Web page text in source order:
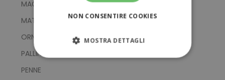
MAGNETI PER FRIGORIFERO
MATITE DI LEGNO
ORNAMENTI PER ALBERO DI NATALE
PALLINE ANTISTRESS
PENNE
NON CONSENTIRE COOKIES
MOSTRA DETTAGLI
STRETTAMENTE NECESSARI